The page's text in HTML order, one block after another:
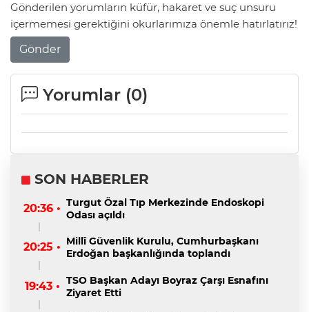
Gönderilen yorumların küfür, hakaret ve suç unsuru
içermemesi gerektiğini okurlarımıza önemle hatırlatırız!
Gönder
Yorumlar (0)
SON HABERLER
20:36 • Turgut Özal Tıp Merkezinde Endoskopi
Odası açıldı
20:25 • Millî Güvenlik Kurulu, Cumhurbaşkanı
Erdoğan başkanlığında toplandı
19:43 • TSO Başkan Adayı Boyraz Çarşı Esnafını
Ziyaret Etti